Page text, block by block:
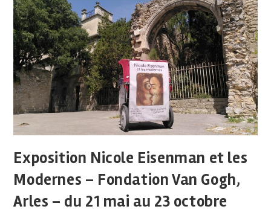
Exposition Nicole Eisenman et les
Modernes – Fondation Van Gogh,
Arles – du 21 mai au 23 octobre